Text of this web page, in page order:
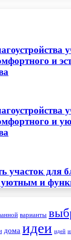
и
и
участок для
уютным и
варианты
дома идеи идей